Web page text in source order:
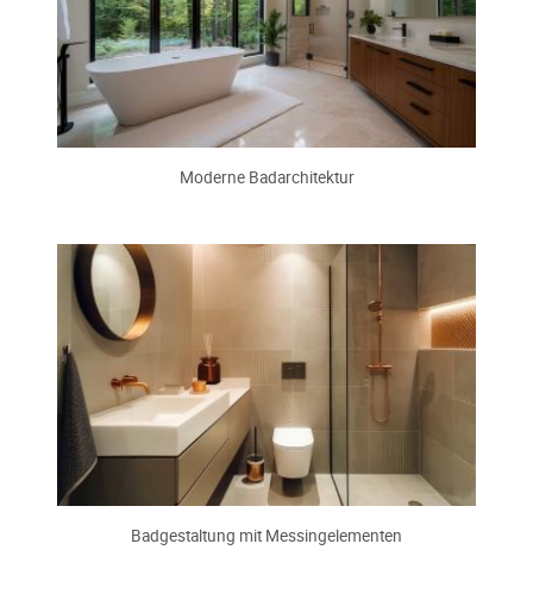
Moderne Badarchitektur
Badgestaltung mit Messingelementen